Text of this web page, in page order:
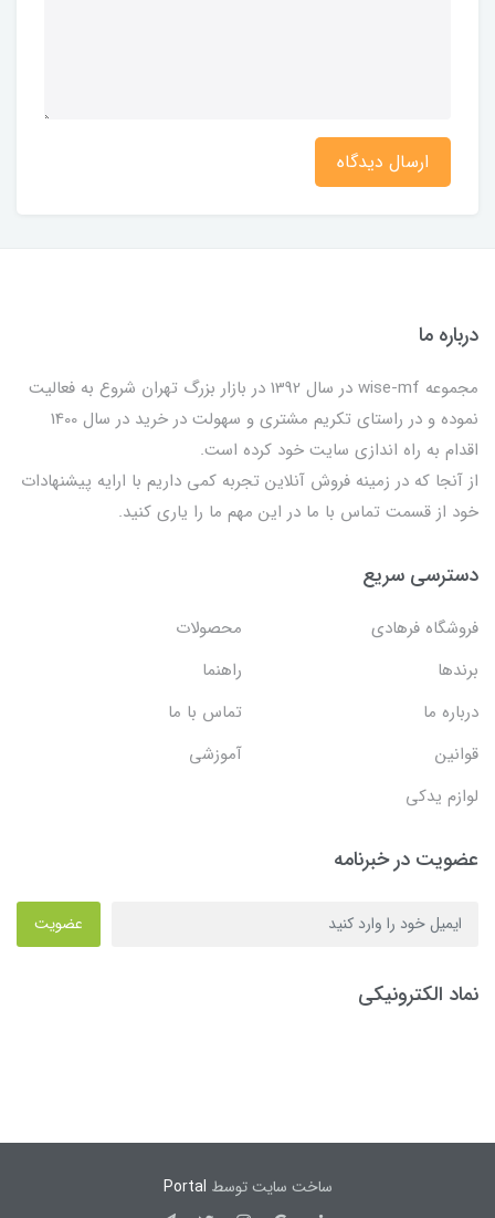
ارسال دیدگاه
درباره ما
مجموعه wise-mf در سال 1392 در بازار بزرگ تهران شروع به فعالیت
نموده و در راستای تکریم مشتری و سهولت در خرید در سال 1400
اقدام به راه اندازی سایت خود کرده است.
از آنجا که در زمینه فروش آنلاین تجربه کمی داریم با ارایه پیشنهادات
خود از قسمت تماس با ما در این مهم ما را یاری کنید.
دسترسی سریع
فروشگاه فرهادی
محصولات
برندها
راهنما
درباره ما
تماس با ما
قوانین
آموزشی
لوازم یدکی
عضویت در خبرنامه
عضویت
نماد الکترونیکی
ساخت سایت توسط Portal